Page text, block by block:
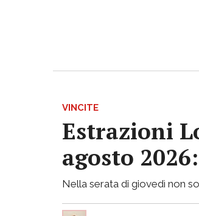
VINCITE
Estrazioni
agosto
Nella serata di giovedì non